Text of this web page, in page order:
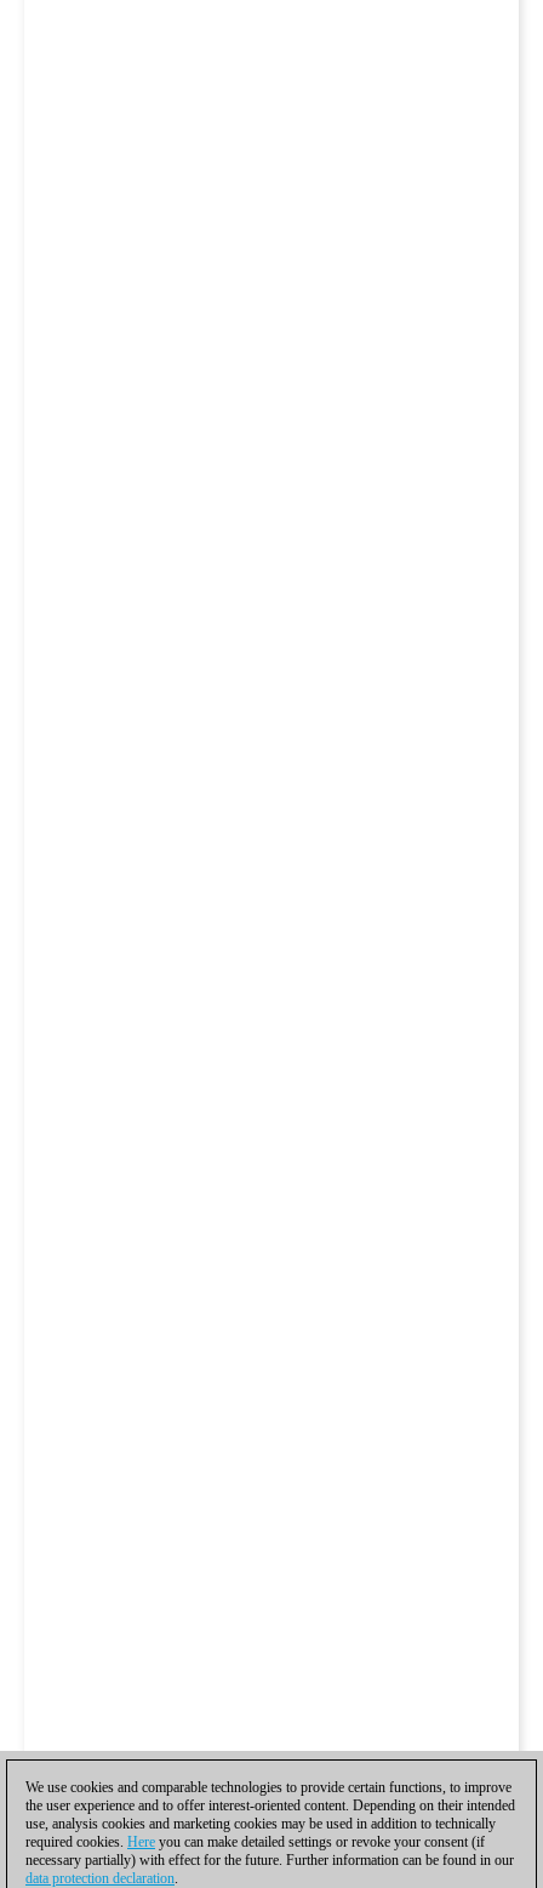
We use cookies and comparable technologies to provide certain functions, to improve
the user experience and to offer interest-oriented content. Depending on their intended
use, analysis cookies and marketing cookies may be used in addition to technically
required cookies. Here you can make detailed settings or revoke your consent (if
necessary partially) with effect for the future. Further information can be found in our
data protection declaration.